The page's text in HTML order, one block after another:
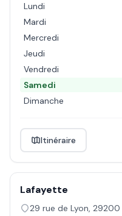
Lundi
Mardi
Mercredi
Jeudi
Vendredi
Samedi
Dimanche
Itinéraire
Lafayette
29 rue de Lyon, 29200